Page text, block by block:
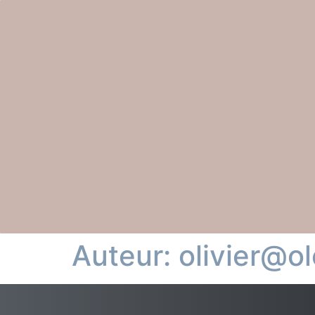
Auteur: